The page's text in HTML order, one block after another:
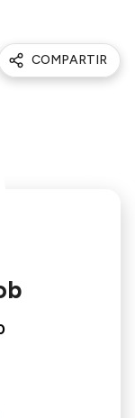
COMPARTIR